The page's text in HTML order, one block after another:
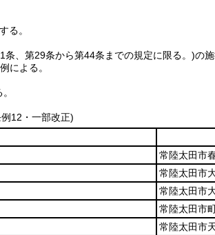
る。
、第29条から第44条までの規定に限る。)の
による。
12・一部改正)
常陸太田市
常陸太田市
常陸太田市
常陸太田市
常陸太田市